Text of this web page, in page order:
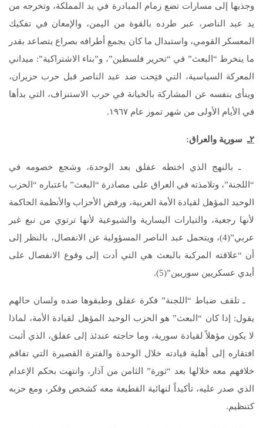
وجذبها إلى مسارات تضع زمام المبادرة في يد المملكة، وتخرجه من
يد عبد الناصر، عبر طرده بالقوة من اليمن، والإمعان في تفكيك
المعسكر القومي، واستبدال ما كان يجمع أطرافه بصراع يتصاعد بقدر
ما ينخرط “البعث” في “تحرير فلسطين”، و”بناء الاشتراكية”: ميداني
المعركة السياسية، التي فتِحت ضد عبد الناصر قبل حرب حزيران،
وينأى بنفسه عن المشاركة بالخيانة في حرب الاستنزاف، التي بدأها
في الأيام الأولى من شهر تموز عام ١٩٦٧.
٢ـ سورية والعراق:
ـ بالنهج الذي اختطه عفلق بعد الوحدة، وشجع خصومه في
“اللجنة”، وتلامذته في العراق على مصادرة “البعث” باعتباره “الحزب
الوحيد المؤهل لقيادة الأمة العربية، ورفض الأحزاب والأنظمة الحاكمة
لأنها رجعية، والتيارات اليسارية والشيوعية لأنها ترتوي من نبع غير
عربي”(4)، ويتحمل عبد الناصر المسؤولية عن الانفصال، بالنظر إلى
أن “علاقته المركبة بالبعث هي التي أدت إلى وقوع الانفصال على
أيدي عسكريين سوريين”(5).
ـ تلقف ضباط “اللجنة” فكرة عفلق وطبقوها ضده ولسان حالهم
يقول: إذا كان “البعث” هو الحزب الوحيد المؤهل لقيادة الأمة، لماذا
لا يكون مؤهلاً لقيادة سورية، وما حاجته عندئذ إلى عفلق، الذي أثبت
افتقاره إلى أهلية قيادته خلال الوحدة والفترة القصيرة التي تفاقم
خلافهم معه خلالها بعد “ثورة” الثامن من آذار، وانتهت بحكم الإعدام
الذي صدر عليه، تأكيداً لنهائية القطيعة معه كشخص وفكر، ومع حزبه
كتنظيم.